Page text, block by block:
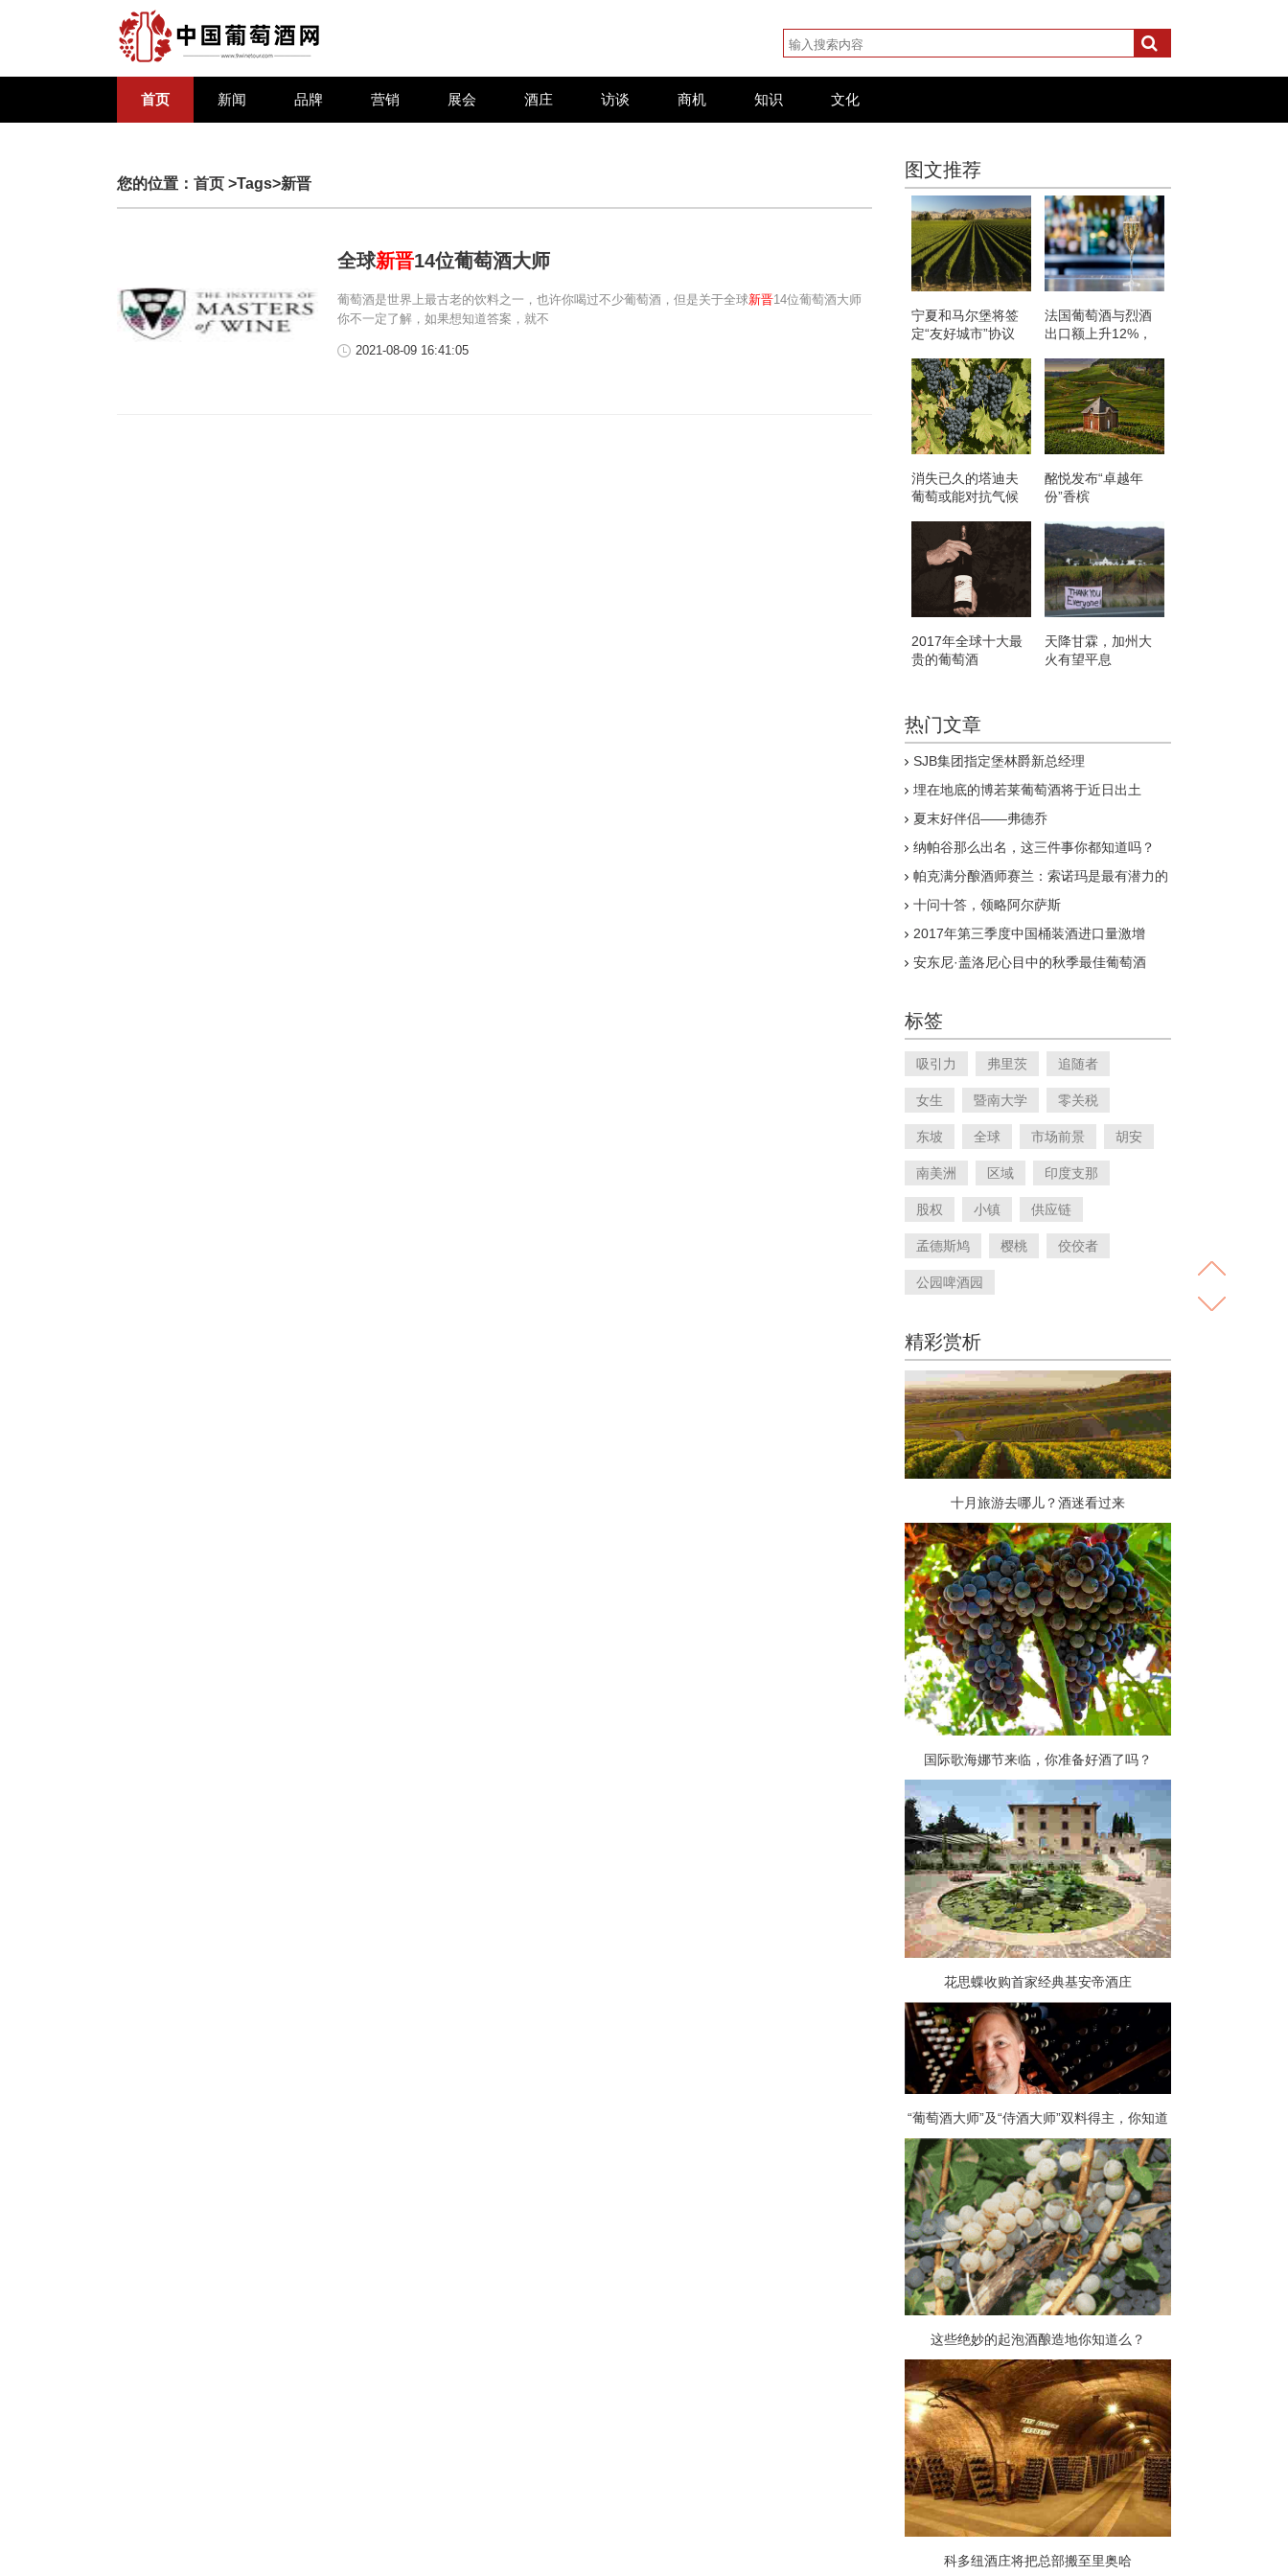
首页 新闻 品牌 营销 展会 酒庄 访谈 商机 知识 文化
您的位置： 首页 >Tags>新晋
全球新晋14位葡萄酒大师
葡萄酒是世界上最古老的饮料之一，也许你喝过不少葡萄酒，但是关于全球新晋14位葡萄酒大师
你不一定了解，如果想知道答案，就不
2021-08-09 16:41:05
图文推荐
宁夏和马尔堡将签
定“友好城市”协议
法国葡萄酒与烈酒
出口额上升12%，
消失已久的塔迪夫
葡萄或能对抗气候
酩悦发布“卓越年
份”香槟
2017年全球十大最
贵的葡萄酒
天降甘霖，加州大
火有望平息
热门文章
SJB集团指定堡林爵新总经理
埋在地底的博若莱葡萄酒将于近日出土
夏末好伴侣——弗德乔
纳帕谷那么出名，这三件事你都知道吗？
帕克满分酿酒师赛兰：索诺玛是最有潜力的
十问十答，领略阿尔萨斯
2017年第三季度中国桶装酒进口量激增
安东尼·盖洛尼心目中的秋季最佳葡萄酒
标签
吸引力 弗里茨 追随者
女生 暨南大学 零关税
东坡 全球 市场前景 胡安
南美洲 区域 印度支那
股权 小镇 供应链
孟德斯鸠 樱桃 佼佼者
公园啤酒园
精彩赏析
十月旅游去哪儿？酒迷看过来
国际歌海娜节来临，你准备好酒了吗？
花思蝶收购首家经典基安帝酒庄
“葡萄酒大师”及“侍酒大师”双料得主，你知道
都有谁吗？
这些绝妙的起泡酒酿造地你知道么？
科多纽酒庄将把总部搬至里奥哈